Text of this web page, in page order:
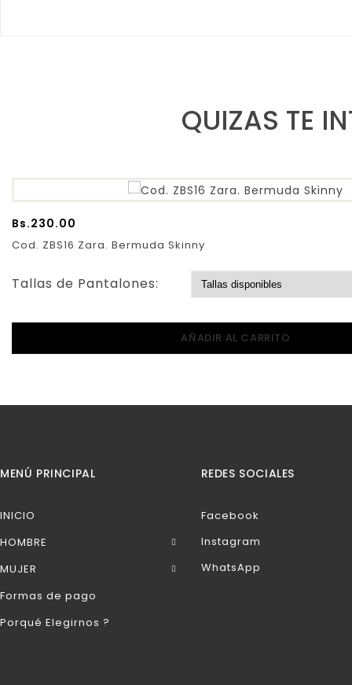
QUIZAS TE
Bs.230.00
Cod. ZBS16 Zara. Bermuda Skinny
Tallas de Pantalones:
AÑADIR AL CARRITO
MENÚ PRINCIPAL
INICIO
HOMBRE
MUJER
Formas de pago
Porqué Elegirnos ?
REDES SOCIALES
Facebook
Instagram
WhatsApp